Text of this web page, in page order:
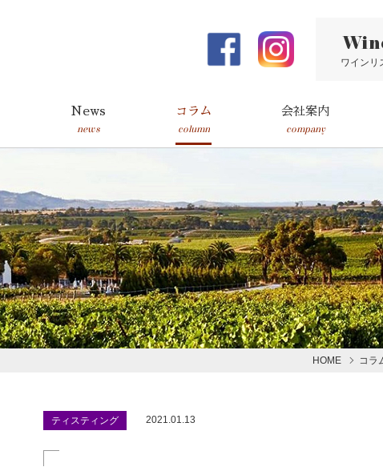
ワインリ
News
news
コラム
column
会社案内
company
HOME コラ
ティスティング 2021.01.13